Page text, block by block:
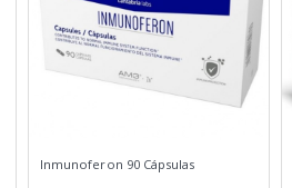
Inmunoferon 90 Cápsulas